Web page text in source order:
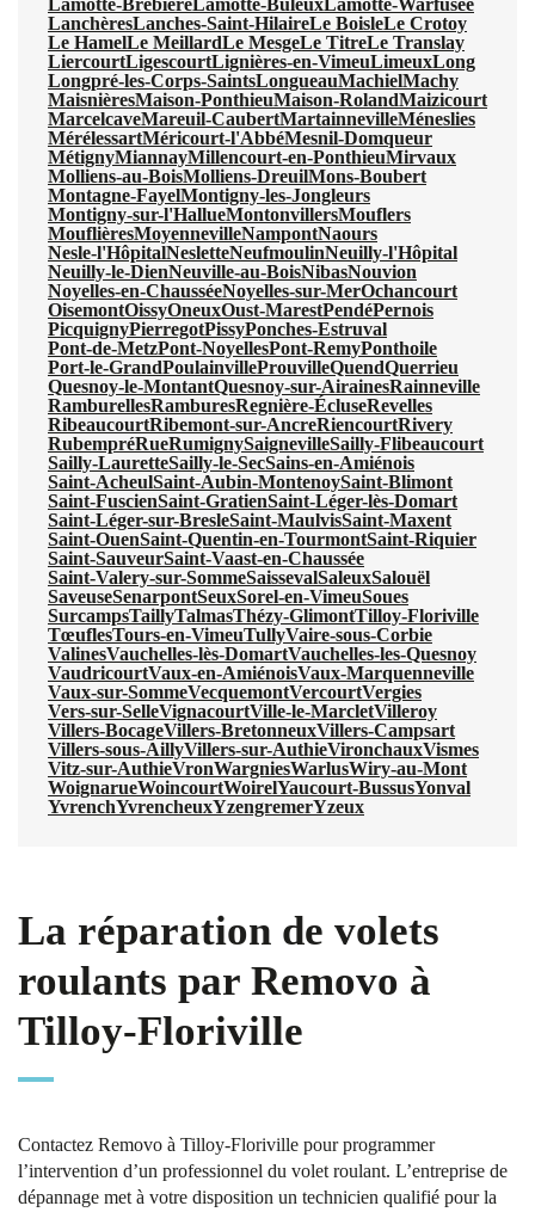
Lamotte-Brebière Lamotte-Buleux Lamotte-Warfusée
LanchèresLanches-Saint-HilaireLe BoisleLe Crotoy
Le HamelLe MeillardLe MesgeLe TitreLe Translay
LiercourtLigescourtLignières-en-VimeuLimeuxLong
Longpré-les-Corps-SaintsLongueauMachielMachy
MaisnièresMaison-PonthieuMaison-RolandMaizicourt
MarcelcaveMareuil-CaubertMartainnevilleMéneslies
MérélessartMéricourt-l'AbbéMesnil-Domqueur
MétignyMiannayMillencourt-en-PonthieuMirvaux
Molliens-au-BoisMolliens-DreuilMons-Boubert
Montagne-FayelMontigny-les-Jongleurs
Montigny-sur-l'HallueMontonvillersMouflers
MouflièresMoyennevilleNampontNaours
Nesle-l'HôpitalNesletteNeufmoulinNeuilly-l'Hôpital
Neuilly-le-DienNeuville-au-BoisNibasNouvion
Noyelles-en-ChausséeNoyelles-sur-MerOchancourt
OisemontOissyOneuxOust-MarestPendéPernois
PicquignyPierregotPissyPonches-Estruval
Pont-de-MetzPont-NoyellesPont-RemyPonthoile
Port-le-GrandPoulainvilleProuvilleQuendQuerrieu
Quesnoy-le-MontantQuesnoy-sur-AirainesRainneville
RamburellesRamburesRegnière-ÉcluseRevelles
RibeaucourtRibemont-sur-AncreRiencourtRivery
RubempréRueRumignySaignevilleSailly-Flibeaucourt
Sailly-LauretteSailly-le-SecSains-en-Amiénois
Saint-AcheulSaint-Aubin-MontenoySaint-Blimont
Saint-FuscienSaint-GratienSaint-Léger-lès-Domart
Saint-Léger-sur-BresleSaint-MaulvisSaint-Maxent
Saint-OuenSaint-Quentin-en-TourmontSaint-Riquier
Saint-SauveurSaint-Vaast-en-Chaussée
Saint-Valery-sur-SommeSaissevalSaleuxSalouël
SaveuseSenarpontSeuxSorel-en-VimeuSoues
SurcampsTaillyTalmasThézy-GlimontTilloy-Floriville
TœuflesTours-en-VimeuTullyVaire-sous-Corbie
ValinesVauchelles-lès-DomartVauchelles-les-Quesnoy
VaudricourtVaux-en-AmiénoisVaux-Marquenneville
Vaux-sur-SommeVecquemontVercourtVergies
Vers-sur-SelleVignacourtVille-le-MarcletVilleroy
Villers-BocageVillers-BretonneuxVillers-Campsart
Villers-sous-AillyVillers-sur-AuthieVironchauxVismes
Vitz-sur-AuthieVronWargniesWarlusWiry-au-Mont
WoignarueWoincourtWoirelYaucourt-BussusYonval
YvrenchYvrencheuxYzengremerYzeux
La réparation de volets
roulants par Removo à
Tilloy-Floriville
Contactez Removo à Tilloy-Floriville pour programmer
l’intervention d’un professionnel du volet roulant. L’entreprise de
dépannage met à votre disposition un technicien qualifié pour la